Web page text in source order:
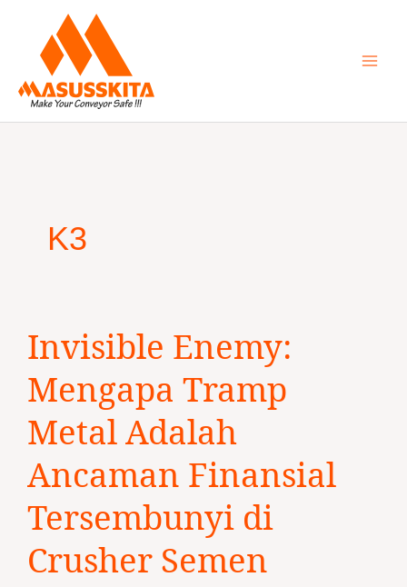
content
K3
Invisible Enemy:
Mengapa Tramp
Metal Adalah
Ancaman Finansial
Tersembunyi di
Crusher Semen
Enemy:
Tramp
Adalah
Ancaman
Finansial
Tersembunyi
Crusher